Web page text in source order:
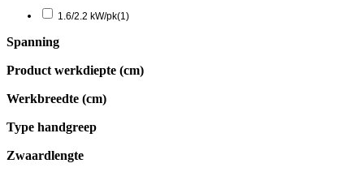
1.6/2.2 kW/pk(1)
Spanning
Product werkdiepte (cm)
Werkbreedte (cm)
Type handgreep
Zwaardlengte